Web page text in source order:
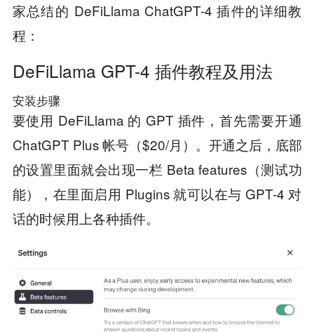
家总结的 DeFiLlama ChatGPT-4 插件的详细教
程：
DeFiLlama GPT-4 插件教程及用法
安装步骤
要使用 DeFiLlama 的 GPT 插件，首先需要开通
ChatGPT Plus 帐号（$20/月）。开通之后，底部
的设置里面就会出现一栏 Beta features（测试功
能），在里面启用 Plugins 就可以在与 GPT-4 对
话的时候用上各种插件。